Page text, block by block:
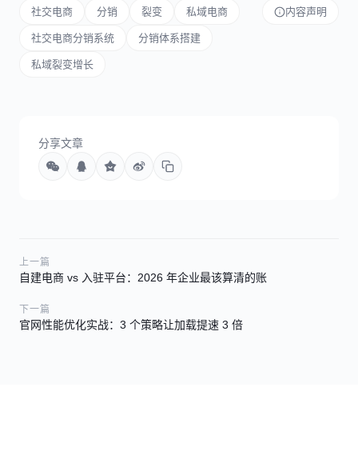
社交电商 分销 裂变 私域电商
社交电商分销系统 分销体系搭建
私域裂变增长
内容声明
分享文章
上一篇
自建电商 vs 入驻平台：2026 年企业最该算清的账
下一篇
官网性能优化实战：3 个策略让加载提速 3 倍